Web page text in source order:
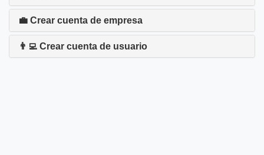
💼 Crear cuenta de empresa
👨‍💻 Crear cuenta de usuario